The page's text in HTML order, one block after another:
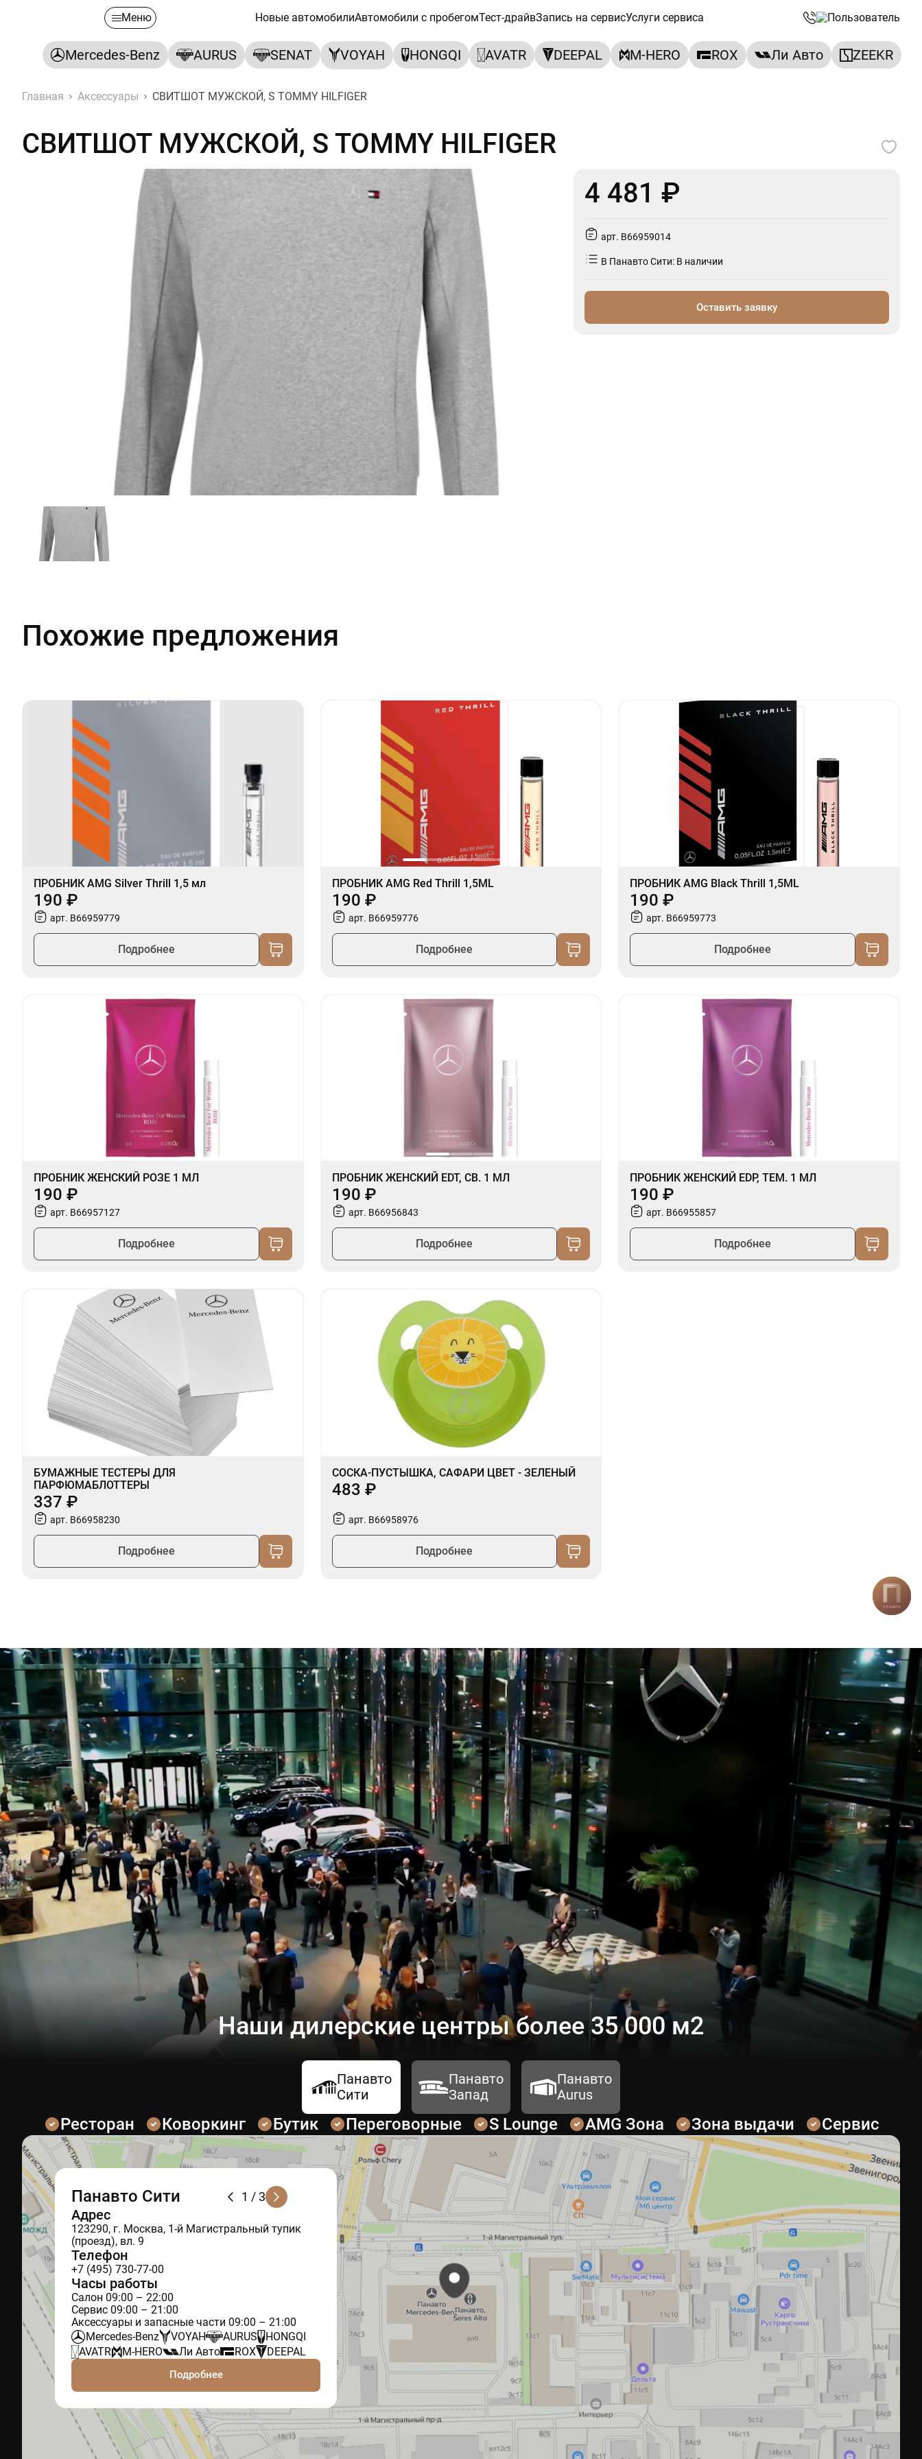
Меню Новые автомобилиАвтомобили с пробегомТест-драйвЗапись на сервисУслуги сервиса
Mercedes-Benz AURUS SENAT VOYAH HONGQI AVATR DEEPAL M-HERO ROX Ли Авто ZEEKR
Главная Аксессуары СВИТШОТ МУЖСКОЙ, S TOMMY HILFIGER
СВИТШОТ МУЖСКОЙ, S TOMMY HILFIGER
СВИТШОТ МУЖСКОЙ, S TOMMY HILFIGER
4 481 ₽
арт. B66959014
В Панавто Сити: В наличии
Оставить заявку
Похожие предложения
ПРОБНИК AMG Silver Thrill 1,5 мл
190 ₽
арт. B66959779
Подробнее
ПРОБНИК AMG Red Thrill 1,5ML
190 ₽
арт. B66959776
Подробнее
ПРОБНИК AMG Black Thrill 1,5ML
190 ₽
арт. B66959773
Подробнее
ПРОБНИК ЖЕНСКИЙ РОЗЕ 1 МЛ
190 ₽
арт. B66957127
Подробнее
ПРОБНИК ЖЕНСКИЙ EDT, СВ. 1 МЛ
190 ₽
арт. B66956843
Подробнее
ПРОБНИК ЖЕНСКИЙ EDP, ТЕМ. 1 МЛ
190 ₽
арт. B66955857
Подробнее
БУМАЖНЫЕ ТЕСТЕРЫ ДЛЯ
ПАРФЮМАБЛОТТЕРЫ
337 ₽
арт. B66958230
Подробнее
СОСКА-ПУСТЫШКА, САФАРИ ЦВЕТ - ЗЕЛЕНЫЙ
483 ₽
арт. B66958976
Подробнее
Наши дилерские центры более 35 000 м2
Панавто
Сити
Панавто
Запад
Панавто
Aurus
Ресторан Коворкинг Бутик Переговорные S Lounge AMG Зона Зона выдачи Сервис
1 / 3
Панавто Сити
Адрес
123290, г. Москва, 1-й Магистральный тупик
(проезд), вл. 9
Телефон
+7 (495) 730-77-00
Часы работы
Салон 09:00 – 22:00
Сервис 09:00 – 21:00
Аксессуары и запасные части 09:00 – 21:00
Mercedes-Benz
VOYAH AURUS
HONGQI
AVATR
M-HERO Ли Авто ROX DEEPAL
Подробнее